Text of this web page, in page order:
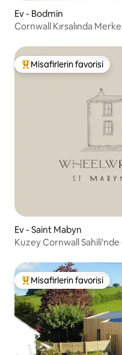
Ev - Bodmin
Cornwall Kırsalında
Misafirlerin favorilerinden
Misafirlerin favorisi
Ev - Saint Mabyn
Kuzey Cornwall
Misafirlerin
Misafirlerin favorisi